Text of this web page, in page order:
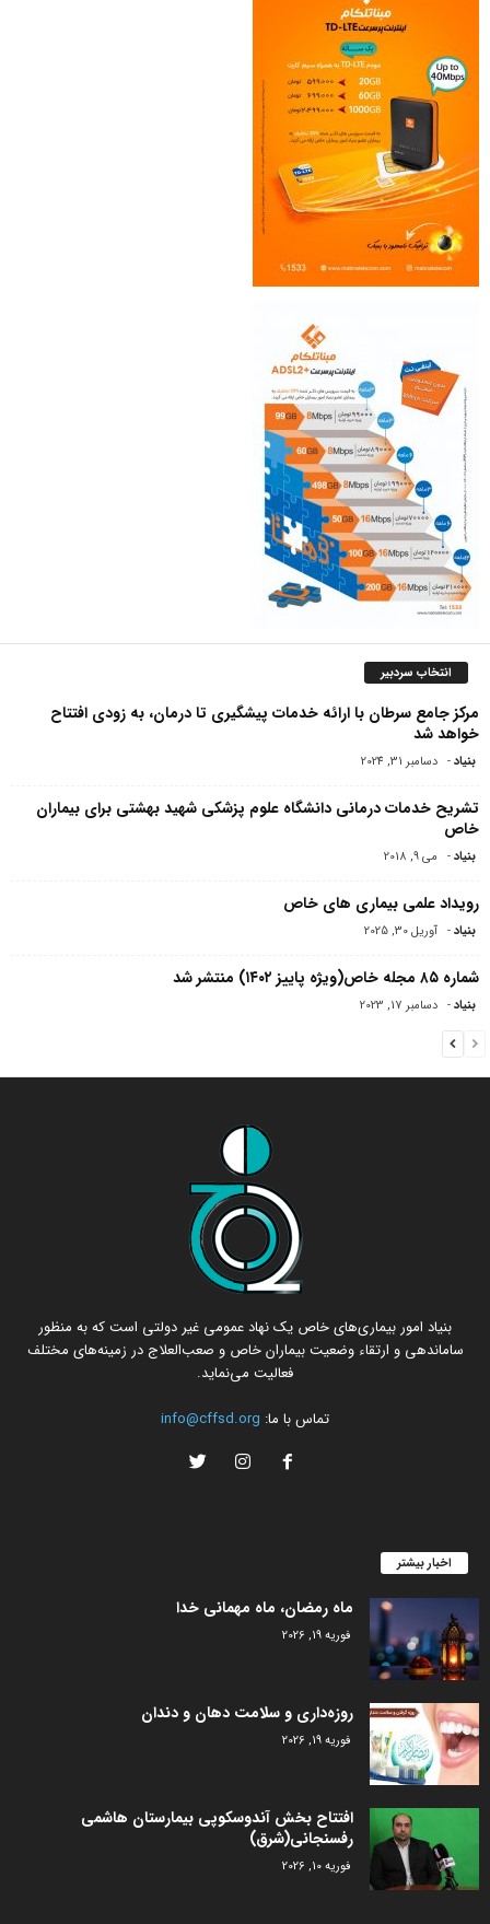
انتخاب سردبیر
مرکز جامع سرطان با ارائه خدمات پیشگیری تا درمان، به زودی افتتاح
خواهد شد
بنیاد- دسامبر 31, 2024
تشریح خدمات درمانی دانشگاه علوم پزشکی شهید بهشتی برای بیماران
خاص
بنیاد- می 9, 2018
رویداد علمی بیماری های خاص
بنیاد- آوریل 30, 2025
شماره ۸۵ مجله خاص(ویژه پاییز ۱۴۰۲) منتشر شد
بنیاد- دسامبر 17, 2023
بنیاد امور بیماری‌های خاص یک نهاد عمومی غیر دولتی است که به منظور
ساماندهی و ارتقاء وضعیت بیماران خاص و صعب‌العلاج در زمینه‌های مختلف
فعالیت می‌نماید.
تماس با ما: info@cffsd.org
اخبار بیشتر
ماه رمضان، ماه مهمانی خدا
فوریه 19, 2026
روزه‌داری و سلامت دهان و دندان
فوریه 19, 2026
افتتاح بخش آندوسکوپی بیمارستان هاشمی
رفسنجانی(شرق)
فوریه 10, 2026